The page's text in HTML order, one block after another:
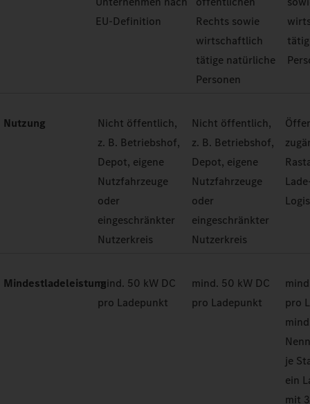
EU-Definition
Rechts sowie
wirtschaftlich
tätige natürliche
Personen
Nutzung
Nicht öffentlich,
z. B. Betriebshof,
Depot, eigene
Nutzfahrzeuge
oder
eingeschränkter
Nutzerkreis
Nicht öffentlich,
z. B. Betriebshof,
Depot, eigene
Nutzfahrzeuge
oder
eingeschränkter
Nutzerkreis
Mindestladeleistungmind. 50 kW DC
pro Ladepunkt
mind. 50 kW DC
pro Ladepunkt
pro
je
ein
mit